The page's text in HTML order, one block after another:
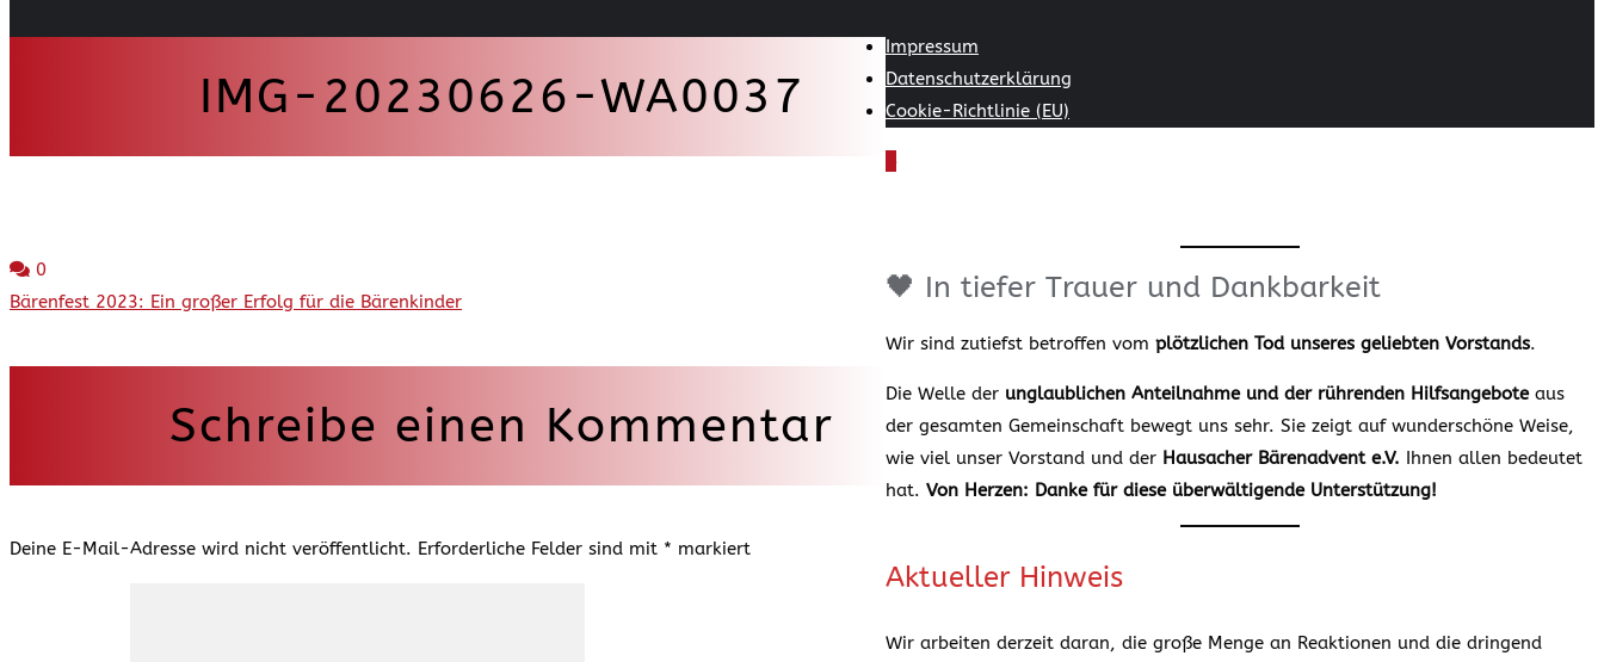
IMG-20230626-WA0037
0
Beitragsnavigation
Bärenfest 2023: Ein großer Erfolg für die Bärenkinder
Schreibe einen Kommentar
Deine E-Mail-Adresse wird nicht veröffentlicht. Erforderliche Felder sind mit * markiert
Impressum
Datenschutzerklärung
Cookie-Richtlinie (EU)
🖤 In tiefer Trauer und Dankbarkeit
Wir sind zutiefst betroffen vom plötzlichen Tod unseres geliebten Vorstands.
Die Welle der unglaublichen Anteilnahme und der rührenden Hilfsangeboteaus
der gesamten Gemeinschaft bewegt uns sehr. Sie zeigt auf wunderschöne Weise,
wie viel unser Vorstand und der Hausacher Bärenadvent e.V. Ihnen allen bedeutet
hat. Von Herzen: Danke für diese überwältigende Unterstützung!
Aktueller Hinweis
Wir arbeiten derzeit daran, die große Menge an Reaktionen und die dringend